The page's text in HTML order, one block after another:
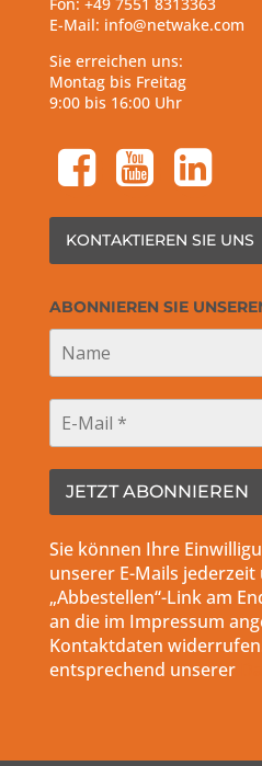
E-Mail: info@netwake.com
Sie erreichen uns:
Montag bis Freitag
9:00 bis 16:00 Uhr
facebook-square
youtube-square linkedin-square
KONTAKTIEREN SIE UNS
ABONNIEREN SIE
Sie können Ihre
unserer E-Mails jederzeit
„Abbestellen“-Link am
an die im Impressum
Kontaktdaten
entsprechend unserer